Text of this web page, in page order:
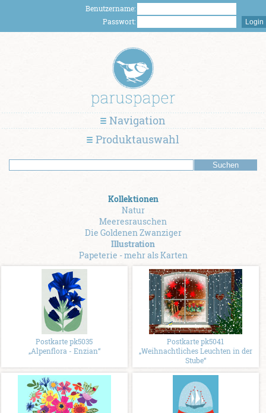
Benutzername:
Passwort:
Navigation
Produktauswahl
Kollektionen
Natur
Meeresrauschen
Die Goldenen Zwanziger
Illustration
Papeterie - mehr als Karten
Postkarte pk5035
„Alpenflora - Enzian“
Postkarte pk5041
„Weihnachtliches Leuchten in der
Stube“